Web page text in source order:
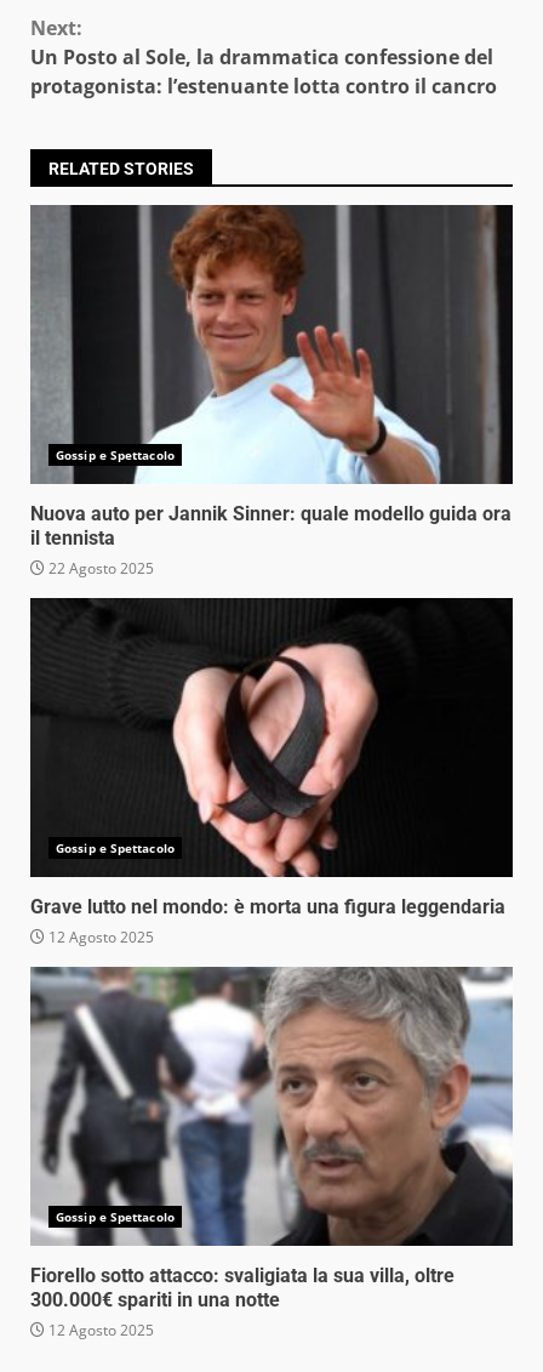
Next:
Un Posto al Sole, la drammatica confessione del
protagonista: l’estenuante lotta contro il cancro
RELATED STORIES
Gossip e Spettacolo
Nuova auto per Jannik Sinner: quale modello guida ora
il tennista
22 Agosto 2025
Gossip e Spettacolo
Grave lutto nel mondo: è morta una figura leggendaria
12 Agosto 2025
Gossip e Spettacolo
Fiorello sotto attacco: svaligiata la sua villa, oltre
300.000€ spariti in una notte
12 Agosto 2025